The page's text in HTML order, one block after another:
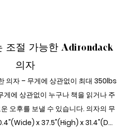
조절 가능한 Adirondack
의자
의자 – 무게에 상관없이 최대 350lbs
게에 상관없이 누구나 책을 읽거나 주
오후를 보낼 수 있습니다. 의자의 무
x 37.5"(High) x 31.4"(D...